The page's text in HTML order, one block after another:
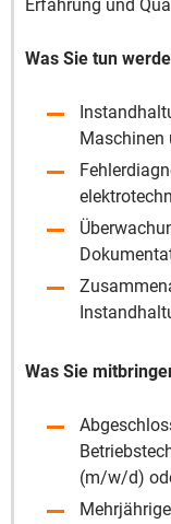
Erfahrung und
Was Sie tun
Maschinen
Was Sie
(m/w/d)